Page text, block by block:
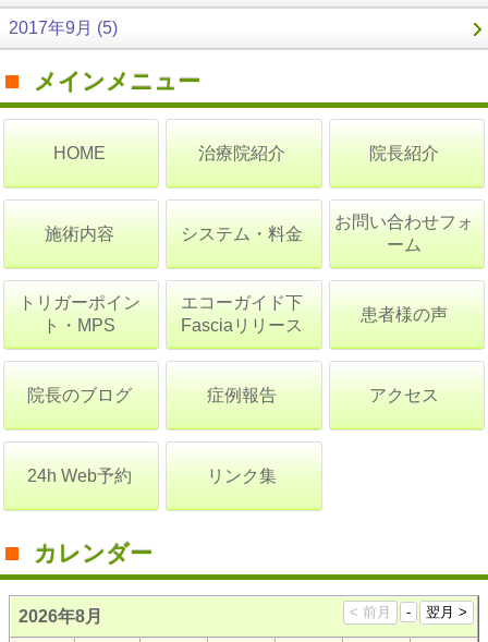
2017年9月 (5)
メインメニュー
HOME 治療院紹介 院長紹介
施術内容 システム・料金
お問い合わせフォ
ーム
トリガーポイン
ト・MPS
エコーガイド下
Fasciaリリース
患者様の声
院長のブログ 症例報告 アクセス
24h Web予約 リンク集
カレンダー
2026年8月